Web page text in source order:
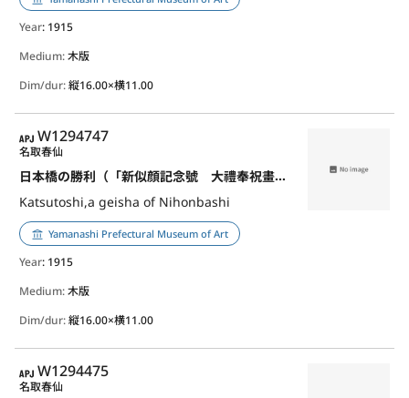
Year: 1915
Medium:木版
Dim/dur:縦16.00×横11.00
APJ
W1294747
日本橋の勝利（「新似顔記念號 大禮奉祝畫譜」より）
Katsutoshi,a geisha of Nihonbashi
名取春仙
Yamanashi Prefectural Museum of Art
Year: 1915
Medium:木版
Dim/dur:縦16.00×横11.00
APJ
W1294475
名取春仙